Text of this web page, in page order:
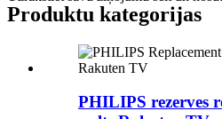
Produktu kategorijas
PHILIPS rezerves